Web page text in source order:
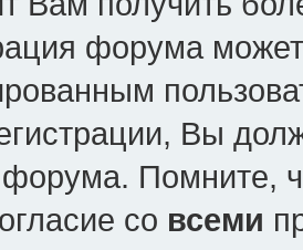
форума может
Вы
форума. Помните,
со всеми